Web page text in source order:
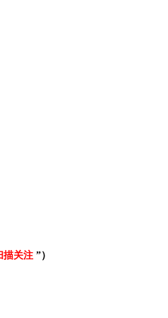
描关注 ”）